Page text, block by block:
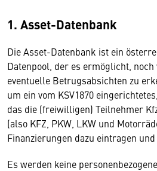
1. Asset-Datenbank
Die Asset-Datenbank ist ein
Datenpool, der es ermöglicht,
eventuelle Betrugsabsichten zu
um ein vom KSV1870
das die (freiwilligen) Teilnehmer
(also KFZ, PKW, LKW und
Finanzierungen dazu eintragen
Es werden keine